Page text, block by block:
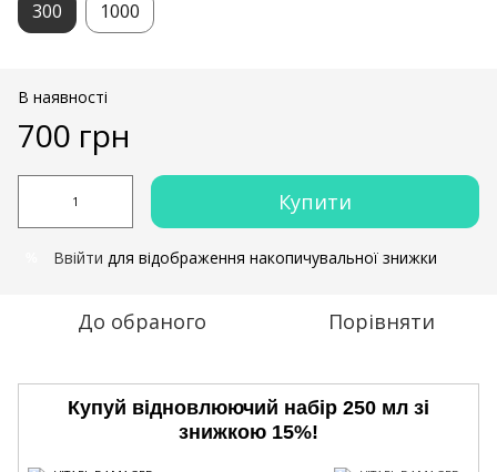
300 1000
В наявності
700 грн
Купити
Ввійти для відображення накопичувальної знижки
До обраного Порівняти
Купуй відновлюючий набір 250 мл зі
знижкою 15%!